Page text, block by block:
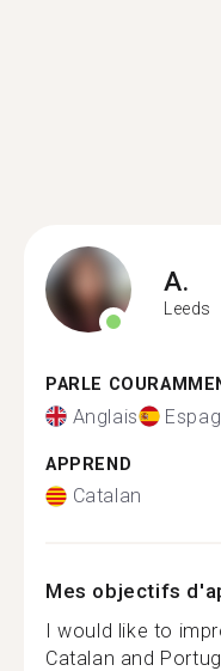
A.
Leeds
PARLE
Anglais
APPREND
Catalan
Mes objectifs
I would like to
Catalan and